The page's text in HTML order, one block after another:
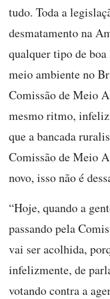
tudo. Toda a
desmatamento na
qualquer tipo de
meio ambiente no
Comissão de Meio
mesmo ritmo,
que a bancada
Comissão de Meio
novo, isso não é
“Hoje, quando a
passando pela
vai ser acolhida,
infelizmente, de
votando contra a